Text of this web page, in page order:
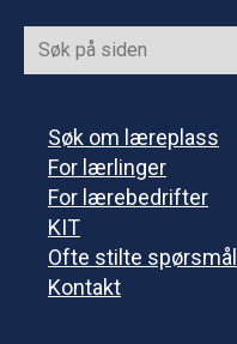
Søk om læreplass
For lærlinger
For lærebedrifter
KIT
Ofte stilte spørsmål
Kontakt